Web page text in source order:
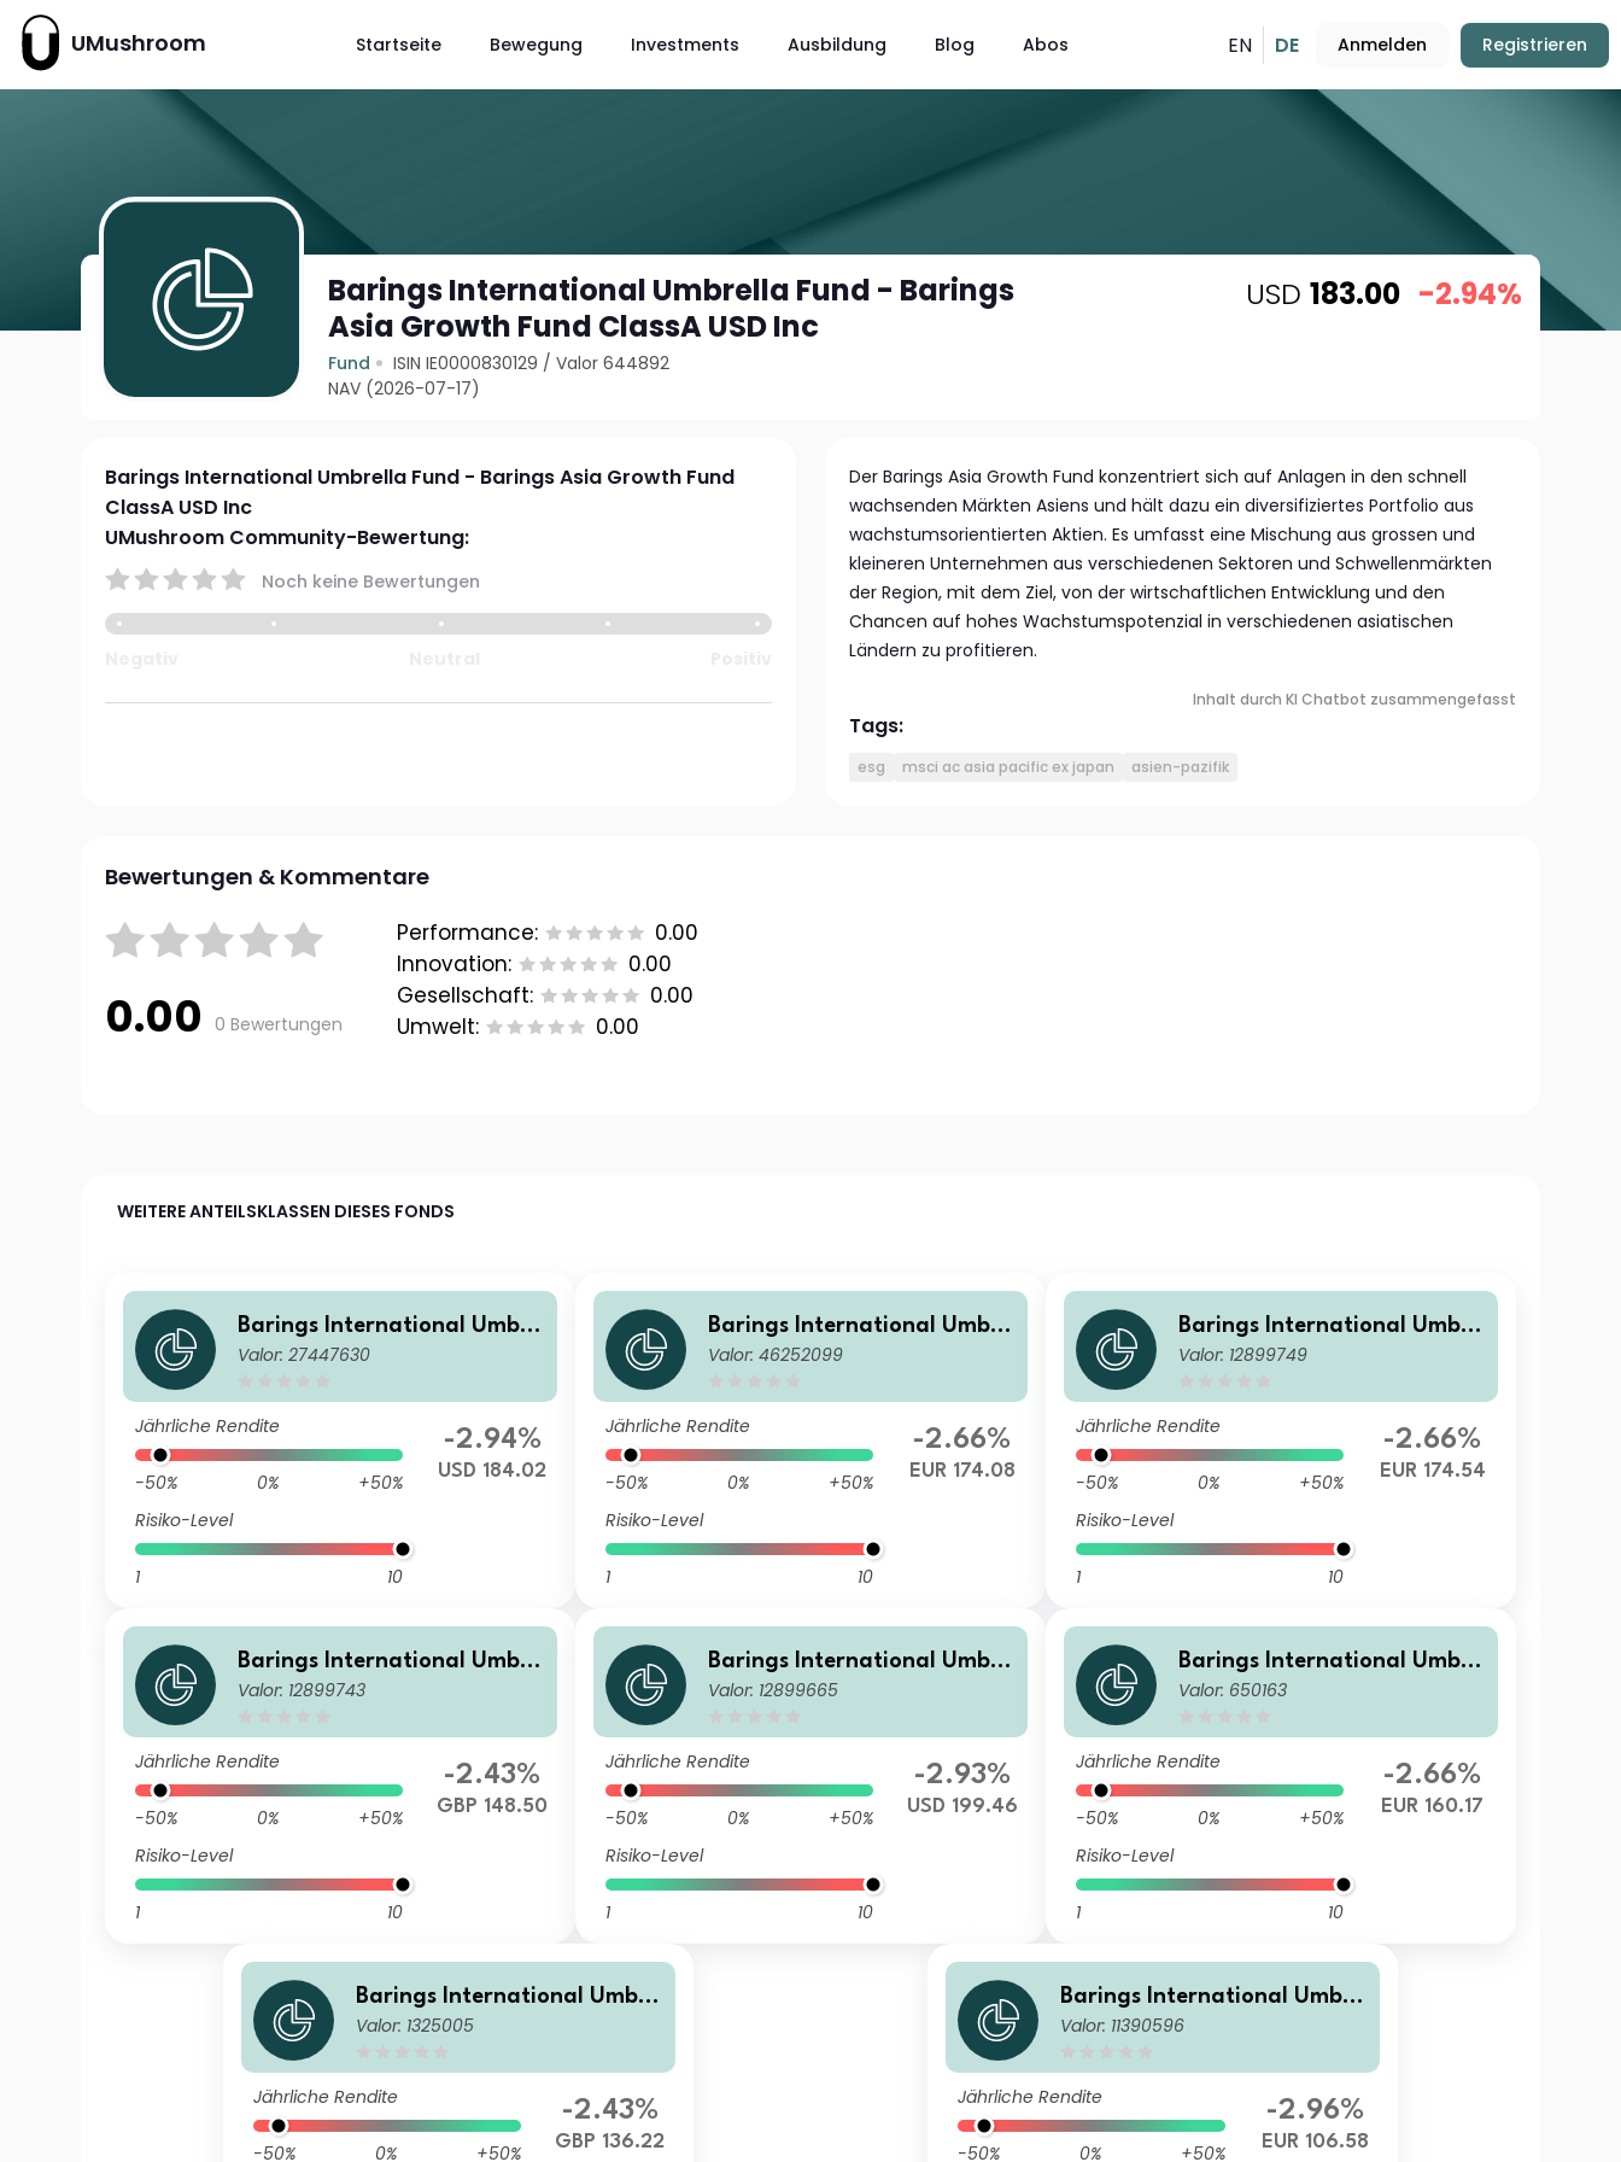
UMushroom Startseite Bewegung Investments Ausbildung Blog Abos EN DE Anmelden Registrieren
Barings International Umbrella Fund - Barings
Asia Growth Fund ClassA USD Inc
Fund ISIN IE0000830129 /Valor 644892
NAV (2026-07-17)
USD 183.00 -2.94%
Barings International Umbrella Fund - Barings Asia Growth Fund
ClassA USD Inc
UMushroom Community-Bewertung:
Noch keine Bewertungen
Der Barings Asia Growth Fund konzentriert sich auf Anlagen in den schnell
wachsenden Märkten Asiens und hält dazu ein diversifiziertes Portfolio aus
wachstumsorientierten Aktien. Es umfasst eine Mischung aus grossen und
kleineren Unternehmen aus verschiedenen Sektoren und Schwellenmärkten
der Region, mit dem Ziel, von der wirtschaftlichen Entwicklung und den
Chancen auf hohes Wachstumspotenzial in verschiedenen asiatischen
Ländern zu profitieren.
Inhalt durch KI Chatbot zusammengefasst
Tags:
esg msci ac asia pacific ex japan asien-pazifik
Bewertungen & Kommentare
0.00 0 Bewertungen
Performance:
0.00
Innovation:
0.00
Gesellschaft:
0.00
Umwelt:
0.00
WEITERE ANTEILSKLASSEN DIESES FONDS
Barings International Umbre
lla Fund - Barings Asia Grow
Valor: 27447630
Jährliche Rendite
-50% 0%
+50%
Risiko-Level
1 10
-2.94%
USD 184.02
Barings International Umbre
lla Fund - Barings Asia Grow
Valor: 46252099
Jährliche Rendite
-50% 0%
+50%
Risiko-Level
1 10
-2.66%
EUR 174.08
Barings International Umbre
lla Fund - Barings Asia Grow
Valor: 12899749
Jährliche Rendite
-50% 0%
+50%
Risiko-Level
1 10
-2.66%
EUR 174.54
Barings International Umbre
lla Fund - Barings Asia Grow
Valor: 12899743
Jährliche Rendite
-50% 0%
+50%
Risiko-Level
1 10
-2.43%
GBP 148.50
Barings International Umbre
lla Fund - Barings Asia Grow
Valor: 12899665
Jährliche Rendite
-50% 0%
+50%
Risiko-Level
1 10
-2.93%
USD 199.46
Barings International Umbre
lla Fund - Barings Asia Grow
Valor: 650163
Jährliche Rendite
-50% 0%
+50%
Risiko-Level
1 10
-2.66%
EUR 160.17
Barings International Umbre
lla Fund - Barings Asia Grow
Valor: 1325005
Jährliche Rendite
-50% 0% +50%
-2.43%
GBP 136.22
Barings International Umbre
lla Fund - Barings Asia Grow
nc
Valor: 11390596
Jährliche Rendite
-50% 0% +50%
-2.96%
EUR 106.58